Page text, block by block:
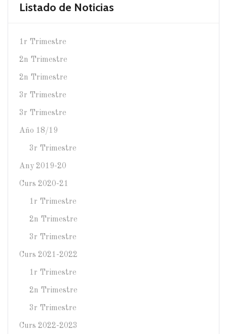
Listado de Noticias
1r Trimestre
2n Trimestre
2n Trimestre
3r Trimestre
3r Trimestre
Año 18/19
3r Trimestre
Any 2019-20
Curs 2020-21
1r Trimestre
2n Trimestre
3r Trimestre
Curs 2021-2022
1r Trimestre
2n Trimestre
3r Trimestre
Curs 2022-2023